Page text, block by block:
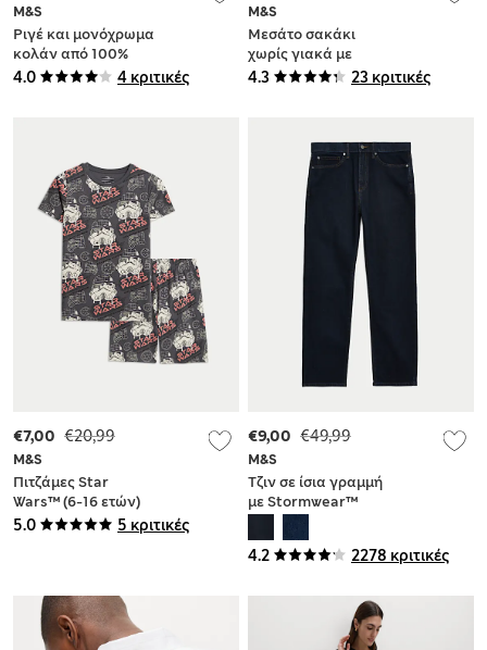
4.0 4 κριτικές
M&S
Ριγέ και μονόχρωμα
κολάν από 100%
βαμβάκι, σετ των 3
4.3 23 κριτικές
M&S
Μεσάτο σακάκι
χωρίς γιακά με
προσαρμοσμένη
5.0 5 κριτικές
M&S
Πιτζάμες Star
Wars™ (6-16 ετών)
€20,99
€7,00
4.2 2278 κριτικές
M&S
Τζιν σε ίσια γραμμή
με Stormwear™
€49,99
€9,00